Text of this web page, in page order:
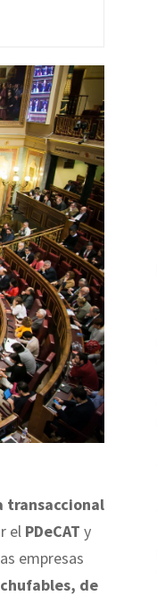
transaccional
el PDeCAT y
empresas
de